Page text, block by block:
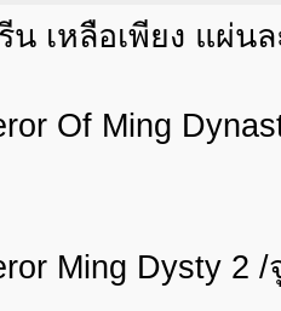
เหลือเพียง แผ่น
Of Ming
Ming Dysty 2